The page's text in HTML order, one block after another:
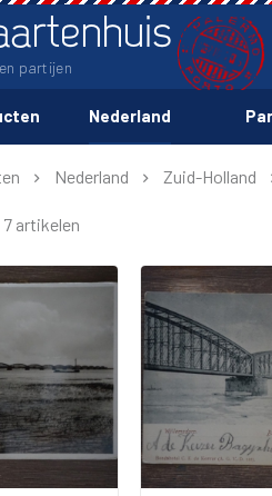
partijen
Nederland
Nederland Zuid-Holland
7 artikelen